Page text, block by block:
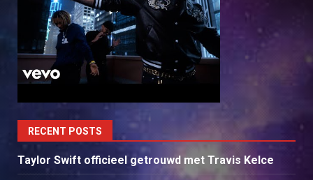
RECENT POSTS
Taylor Swift officieel getrouwd met Travis Kelce